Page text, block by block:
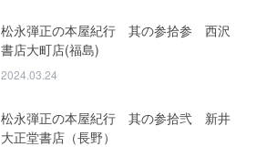
松永弾正の本屋紀行 其の参拾参 西沢
書店大町店(福島)
2024.03.24
松永弾正の本屋紀行 其の参拾弐 新井
大正堂書店（長野）